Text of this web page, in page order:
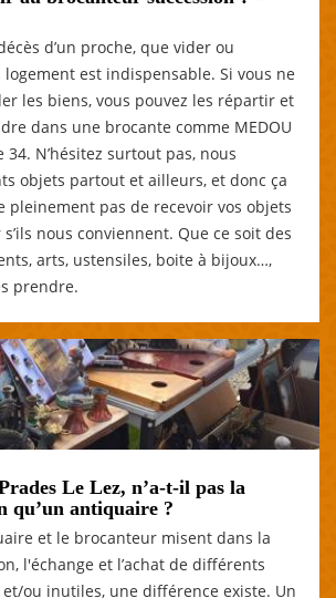
d’un proche, que vider ou
est indispensable. Si vous ne
les biens, vous pouvez les répartir et
dans une brocante comme MEDOU
34. N’hésitez surtout pas, nous
objets partout et ailleurs, et donc ça
pleinement pas de recevoir vos objets
nous conviennent. Que ce soit des
arts, ustensiles, boite à bijoux…,
prendre.
Le Lez, n’a-t-il pas la
qu’un antiquaire ?
et le brocanteur misent dans la
l'échange et l’achat de différents
ou inutiles, une différence existe. Un